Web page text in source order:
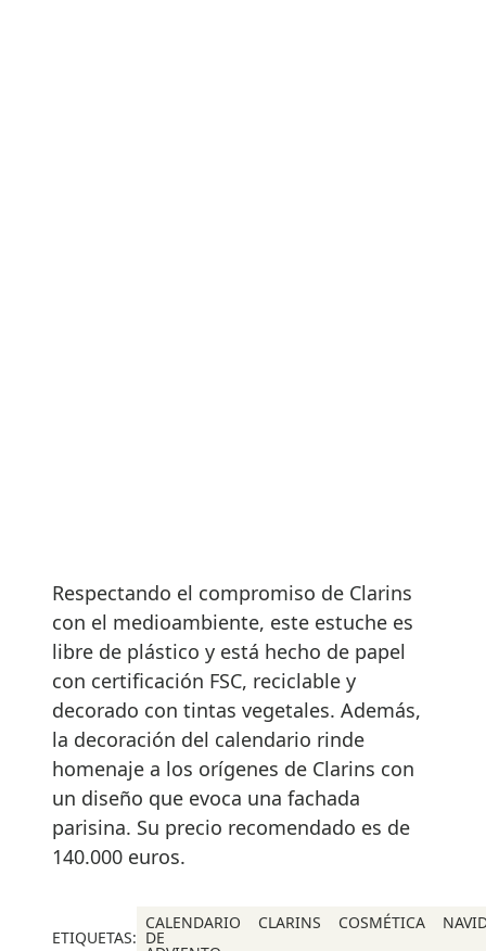
Respectando el compromiso de Clarins
con el medioambiente, este estuche es
libre de plástico y está hecho de papel
con certificación FSC, reciclable y
decorado con tintas vegetales. Además,
la decoración del calendario rinde
homenaje a los orígenes de Clarins con
un diseño que evoca una fachada
parisina. Su precio recomendado es de
140.000 euros.
ETIQUETAS:
CALENDARIO
DE
CLARINS COSMÉTICA